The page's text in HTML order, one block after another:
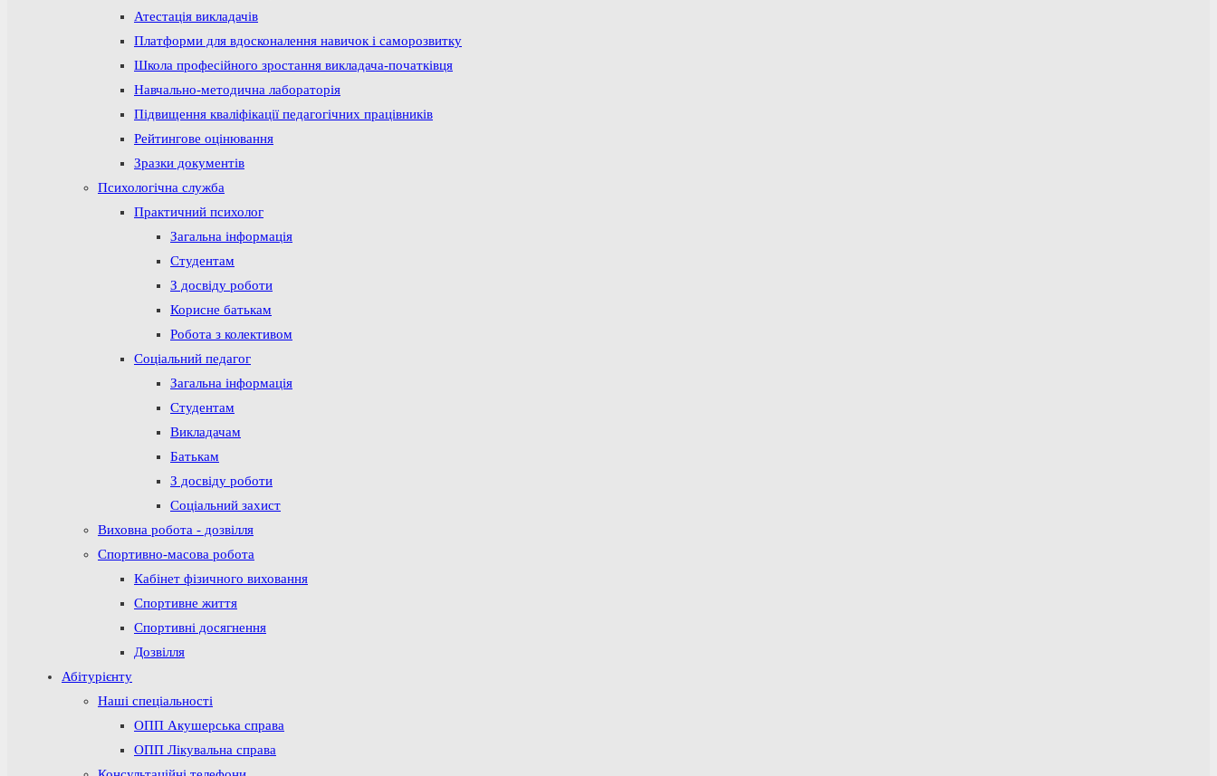
Атестація викладачів
Платформи для вдосконалення навичок і саморозвитку
Школа професійного зростання викладача-початківця
Навчально-методична лабораторія
Підвищення кваліфікації педагогічних працівників
Рейтингове оцінювання
Зразки документів
Психологічна служба
Практичний психолог
Загальна інформація
Студентам
З досвіду роботи
Корисне батькам
Робота з колективом
Соціальний педагог
Загальна інформація
Студентам
Викладачам
Батькам
З досвіду роботи
Соціальний захист
Виховна робота - дозвілля
Спортивно-масова робота
Кабінет фізичного виховання
Спортивне життя
Спортивні досягнення
Дозвілля
Абітурієнту
Наші спеціальності
ОПП Акушерська справа
ОПП Лікувальна справа